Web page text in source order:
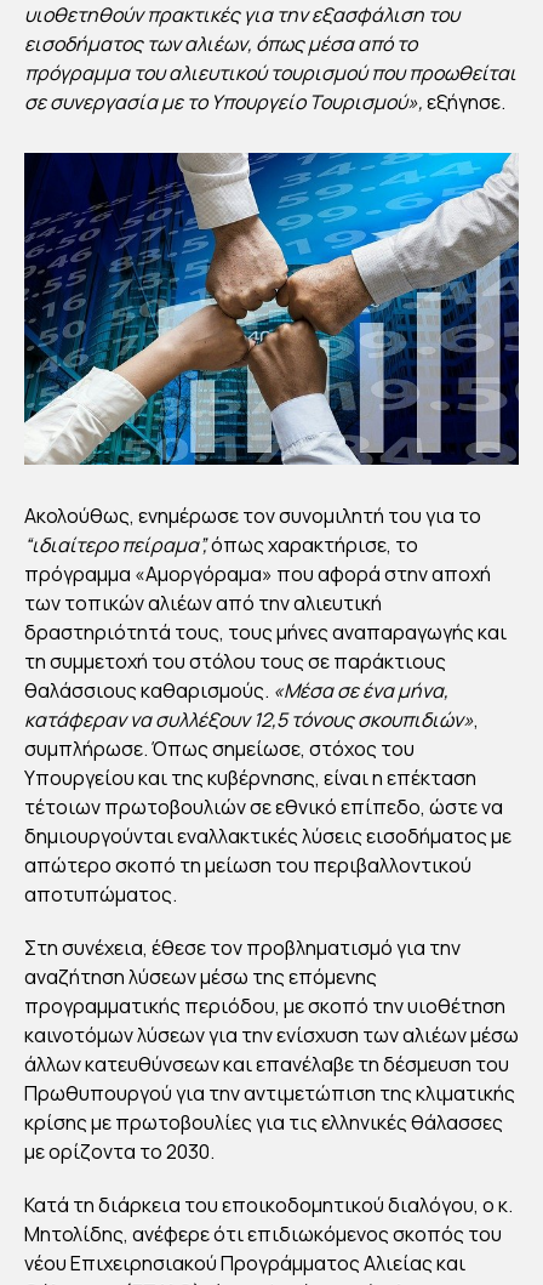
By
Αυγου
ed
22/01/2
022
υιοθετηθούν πρακτικές για την εξασφάλιση του
εισοδήματος των αλιέων, όπως μέσα από το
πρόγραμμα του αλιευτικού τουρισμού που προωθείται
σε συνεργασία με το Υπουργείο Τουρισμού»,εξήγησε.
Ακολούθως, ενημέρωσε τον συνομιλητή του για το
“ιδιαίτερο πείραμα”,όπως χαρακτήρισε, το
πρόγραμμα «Αμοργόραμα» που αφορά στην αποχή
των τοπικών αλιέων από την αλιευτική
δραστηριότητά τους, τους μήνες αναπαραγωγής και
τη συμμετοχή του στόλου τους σε παράκτιους
θαλάσσιους καθαρισμούς. «Μέσα σε ένα μήνα,
κατάφεραν να συλλέξουν 12,5 τόνους σκουπιδιών»,
συμπλήρωσε. Όπως σημείωσε, στόχος του
Υπουργείου και της κυβέρνησης, είναι η επέκταση
τέτοιων πρωτοβουλιών σε εθνικό επίπεδο, ώστε να
δημιουργούνται εναλλακτικές λύσεις εισοδήματος με
απώτερο σκοπό τη μείωση του περιβαλλοντικού
αποτυπώματος.
Στη συνέχεια, έθεσε τον προβληματισμό για την
αναζήτηση λύσεων μέσω της επόμενης
προγραμματικής περιόδου, με σκοπό την υιοθέτηση
καινοτόμων λύσεων για την ενίσχυση των αλιέων μέσω
άλλων κατευθύνσεων και επανέλαβε τη δέσμευση του
Πρωθυπουργού για την αντιμετώπιση της κλιματικής
κρίσης με πρωτοβουλίες για τις ελληνικές θάλασσες
με ορίζοντα το 2030.
Κατά τη διάρκεια του εποικοδομητικού διαλόγου, ο κ.
Μητολίδης, ανέφερε ότι επιδιωκόμενος σκοπός του
νέου Επιχειρησιακού Προγράμματος Αλιείας και